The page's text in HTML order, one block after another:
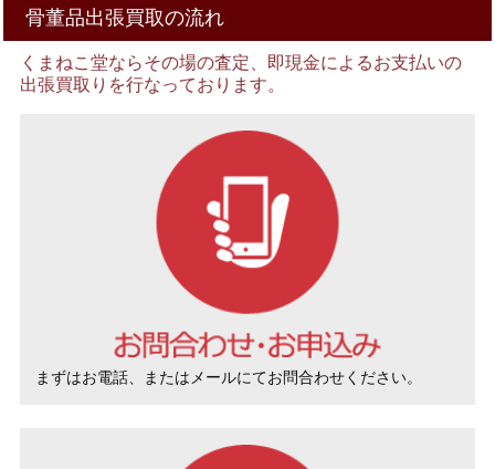
骨董品出張買取の流れ
くまねこ堂ならその場の査定、即現金によるお支払いの
出張買取りを行なっております。
まずはお電話、またはメールにてお問合わせください。